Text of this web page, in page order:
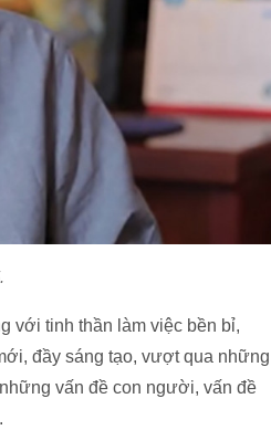
với tinh thần làm việc bền bỉ,
đầy sáng tạo, vượt qua những
vấn đề con người, vấn đề